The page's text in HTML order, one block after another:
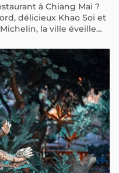
à Chiang Mai ?
délicieux Khao Soi et
la ville éveille